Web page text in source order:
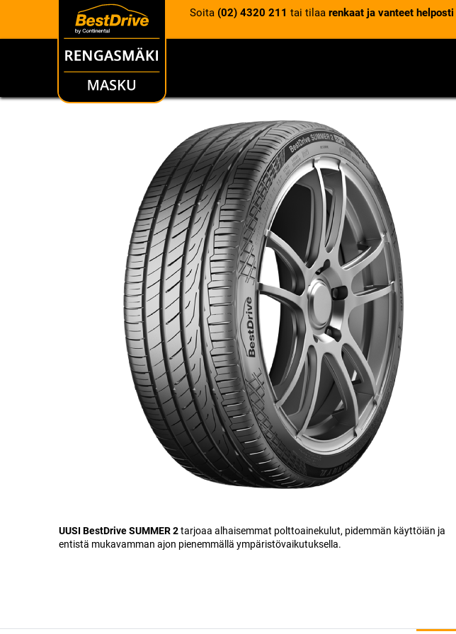
Soita (02) 4320 211 tai tilaa renkaat ja vanteet helposti
RENKAAT
UUSI BestDrive SUMMER 2tarjoaa alhaisemmat polttoainekulut, pidemmän käyttöiän ja
entistä mukavamman ajon pienemmällä ympäristövaikutuksella.